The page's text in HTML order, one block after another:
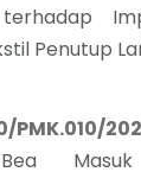
terhadap
Penutup
PMK.010/